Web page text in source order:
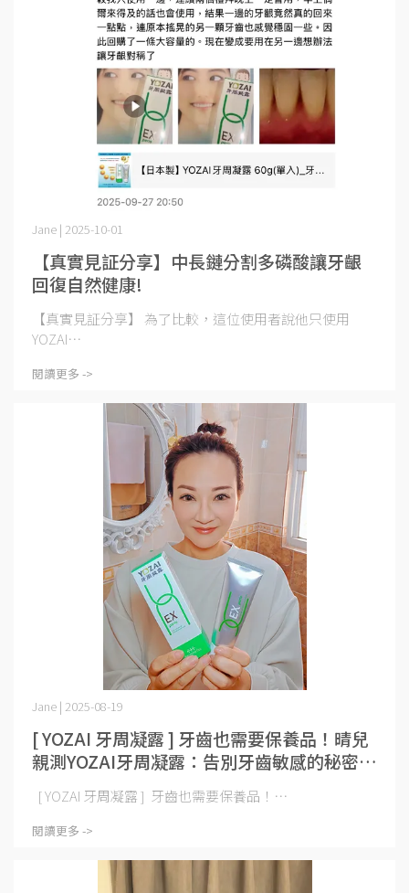
【真實見証分享】中長鏈分割多磷酸讓牙齦
回復自然健康!
Jane | 2025-10-01
【真實見証分享】 為了比較，這位使用者說他只使用
YOZAI⋯
閱讀更多 ->
[ YOZAI 牙周凝露 ] 牙齒也需要保養品！晴兒
親測YOZAI牙周凝露：告別牙齒敏感的秘密武
Jane | 2025-08-19
[ YOZAI 牙周凝露 ] 牙齒也需要保養品！⋯
閱讀更多 ->